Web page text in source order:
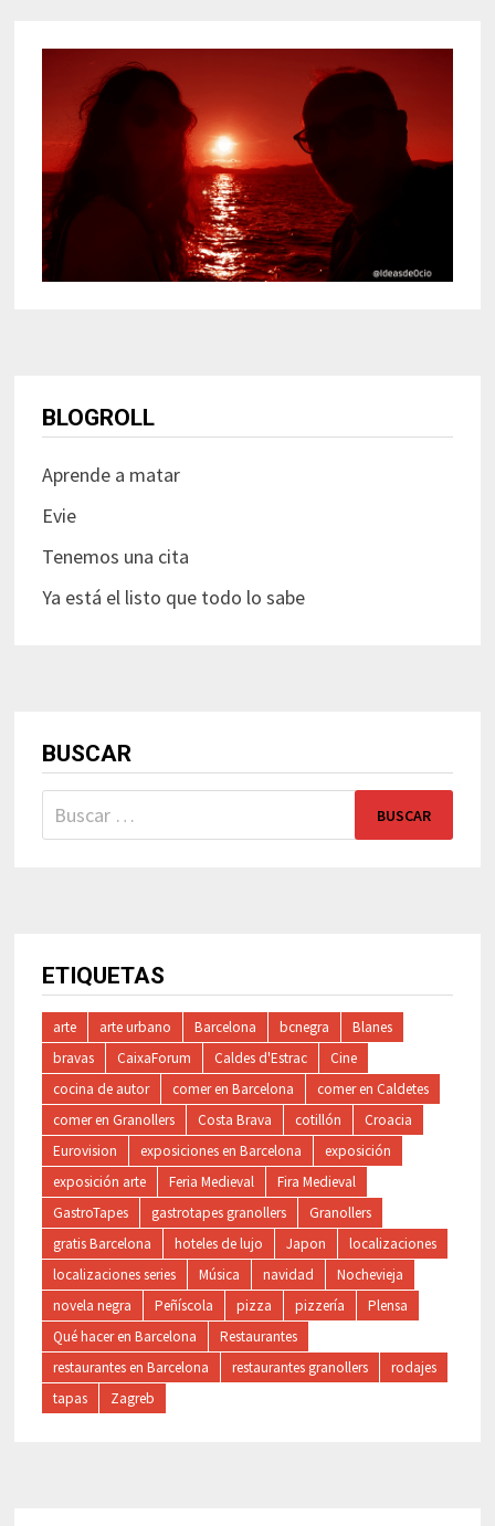
BLOGROLL
Aprende a matar
Evie
Tenemos una cita
Ya está el listo que todo lo sabe
BUSCAR
Buscar:
ETIQUETAS
arte arte urbano Barcelona bcnegra
Blanes
bravas
CaixaForum Caldes d'Estrac
Cine
cocina de autor
comer en Barcelona
comer en Caldetes
comer en Granollers
Costa Brava cotillón
Croacia
Eurovision
exposiciones en Barcelona
exposición
exposición arte
Feria Medieval
Fira Medieval
GastroTapes
gastrotapes granollers
Granollers
gratis Barcelona
hoteles de lujo Japon
localizaciones
localizaciones series
Música navidad
Nochevieja
novela negra
Peñíscola pizza pizzería
Plensa
Qué hacer en Barcelona
Restaurantes
restaurantes en Barcelona
restaurantes granollers
rodajes
tapas
Zagreb